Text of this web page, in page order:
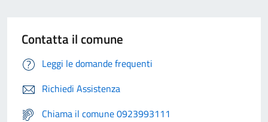
Contatta il comune
Leggi le domande frequenti
Richiedi Assistenza
Chiama il comune 0923993111